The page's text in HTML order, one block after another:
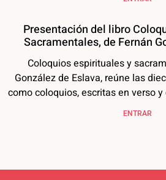
Presentación del libro
Sacramentales, de Fernán
Coloquios espirituales y
González de Eslava, reúne las
como coloquios, escritas en verso
ENTRAR